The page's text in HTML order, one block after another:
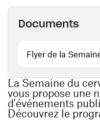
Documents
Flyer de la
La Semaine du
vous propose une
d'événements
Découvrez le